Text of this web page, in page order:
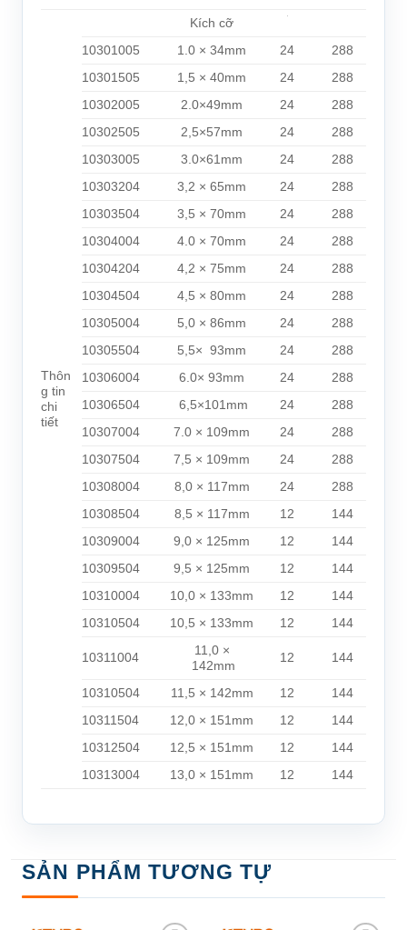
Thôn
g tin
chi
tiết
Kích cỡ
10301005
1.0 × 34mm 24
288
10301505
1,5 × 40mm 24
288
10302005
2.0×49mm 24
288
10302505
2,5×57mm 24
288
10303005
3.0×61mm 24
288
10303204
3,2 × 65mm 24
288
10303504
3,5 × 70mm 24
288
10304004
4.0 × 70mm 24
288
10304204
4,2 × 75mm 24
288
10304504
4,5 × 80mm 24
288
10305004
5,0 × 86mm 24
288
10305504
5,5× 93mm 24
288
10306004
6.0× 93mm 24
288
10306504
6,5×101mm 24
288
10307004
7.0 × 109mm 24
288
10307504
7,5 × 109mm 24
288
10308004
8,0 × 117mm 24
288
10308504
8,5 × 117mm 12
144
10309004
9,0 × 125mm 12
144
10309504
9,5 × 125mm 12
144
10310004
10,0 × 133mm 12
144
10310504
10,5 × 133mm 12 144
10311004
11,0 ×
142mm
12 144
10310504 11,5 × 142mm 12
144
10311504
12,0 × 151mm 12
144
10312504
12,5 × 151mm 12
144
10313004
13,0 × 151mm 12 144
SẢN PHẨM TƯƠNG TỰ